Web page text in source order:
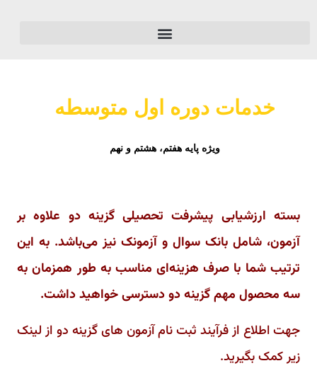
خدمات دوره اول متوسطه
ویژه پایه هفتم، هشتم و نهم
بسته ارزشیابی پیشرفت تحصیلی گزینه دو علاوه بر
آزمون، شامل بانک سوال و آزمونک نیز می‌باشد. به این
ترتیب شما با صرف هزینه‌ای مناسب به طور همزمان به
سه محصول مهم گزینه دو دسترسی خواهید داشت.
جهت اطلاع از فرآیند ثبت‌ نام آزمون های گزینه دو از لینک
زیر کمک بگیرید.